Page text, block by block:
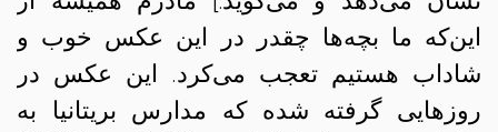
این‌که ما بچه‌ها چقدر در این عکس خوب و
شاداب هستیم تعجب می‌کرد. این عکس در
روزهایی گرفته شده که مدارس بریتانیا به